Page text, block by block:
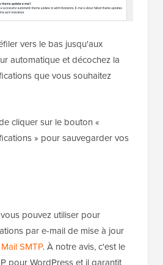
devez visiter la page
de notification. C'est ici que le
gérer tous les e-mails de
y compris les notifications de
automatique et décochez la
que vous souhaitez